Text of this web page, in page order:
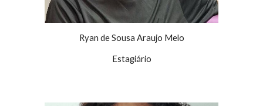
Ryan de Sousa Araujo Melo
Estagiário